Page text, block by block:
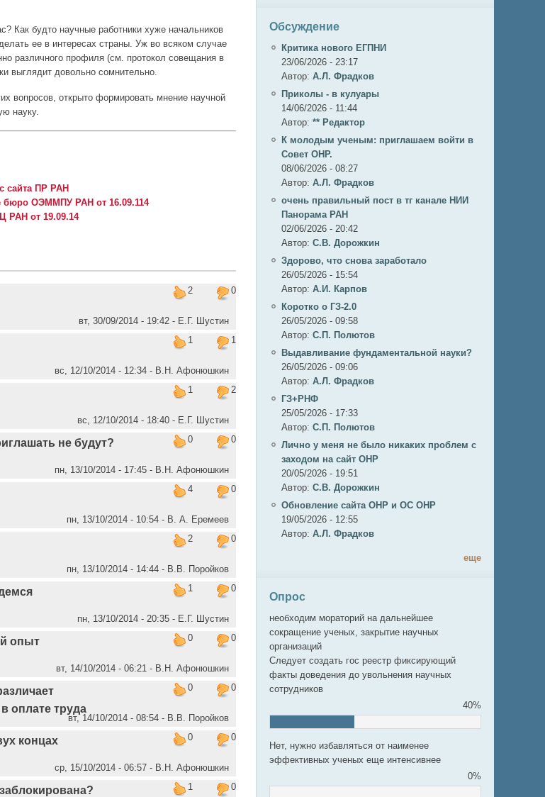
Как будто научные работники хуже начальников
ее в интересах страны. Уж во всяком случае
различного профиля (см. протокол совещания в
выглядит довольно сомнительно.
вопросов, открыто формировать мнение научной
науку.
сайта ПР РАН
бюро ОЭММПУ РАН от 16.09.114
РАН от 19.09.14
2 0
вт, 30/09/2014 - 19:42 - Е.Г. Шустин
1
1
вс, 12/10/2014 - 12:34 - В.Н. Афонюшкин
1
2
вс, 12/10/2014 - 18:40 - Е.Г. Шустин
0
0
не будут?
пн, 13/10/2014 - 17:45 - В.Н. Афонюшкин
4
0
пн, 13/10/2014 - 10:54 - В. А. Еремеев
2
0
пн, 13/10/2014 - 14:44 - В.В. Поройков
1
0
пн, 13/10/2014 - 20:35 - Е.Г. Шустин
0
0
опыт
вт, 14/10/2014 - 06:21 - В.Н. Афонюшкин
0
0
оплате труда
вт, 14/10/2014 - 08:54 - В.В. Поройков
0
0
концах
ср, 15/10/2014 - 06:57 - В.Н. Афонюшкин
1
0
Обсуждение
Критика нового ЕГПНИ
23/06/2026 - 23:17
Автор: А.Л. Фрадков
Приколы - в кулуары
14/06/2026 - 11:44
Автор: ** Редактор
К молодым ученым: приглашаем войти в
Совет ОНР.
08/06/2026 - 08:27
Автор: А.Л. Фрадков
очень правильный пост в тг канале НИИ
Панорама РАН
02/06/2026 - 20:42
Автор: С.В. Дорожкин
Здорово, что снова заработало
26/05/2026 - 15:54
Автор: А.И. Карпов
Коротко о ГЗ-2.0
26/05/2026 - 09:58
Автор: C.П. Полютов
Выдавливание фундаментальной науки?
26/05/2026 - 09:06
Автор: А.Л. Фрадков
ГЗ+РНФ
25/05/2026 - 17:33
Автор: C.П. Полютов
Лично у меня не было никаких проблем с
заходом на сайт ОНР
20/05/2026 - 19:51
Автор: С.В. Дорожкин
Обновление сайта ОНР и ОС ОНР
19/05/2026 - 12:55
Автор: А.Л. Фрадков
еще
Опрос
необходим мораторий на дальнейшее
сокращение ученых, закрытие научных
организаций
Следует создать гос реестр фиксирующий
факты доведения до увольнения научных
сотрудников
40%
Нет, нужно избавляться от наименее
эффективных ученых еще интенсивнее
0%